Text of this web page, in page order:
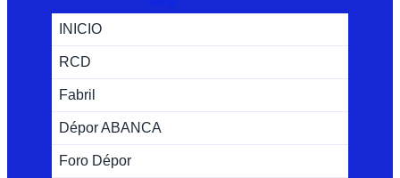
INICIO
RCD
Fabril
Dépor ABANCA
Foro Dépor